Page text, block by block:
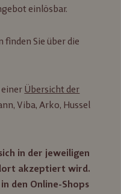
einlösbar.
finden Sie über die
einer Übersicht der
Viba, Arko, Hussel
in der jeweiligen
akzeptiert wird.
den Online-Shops